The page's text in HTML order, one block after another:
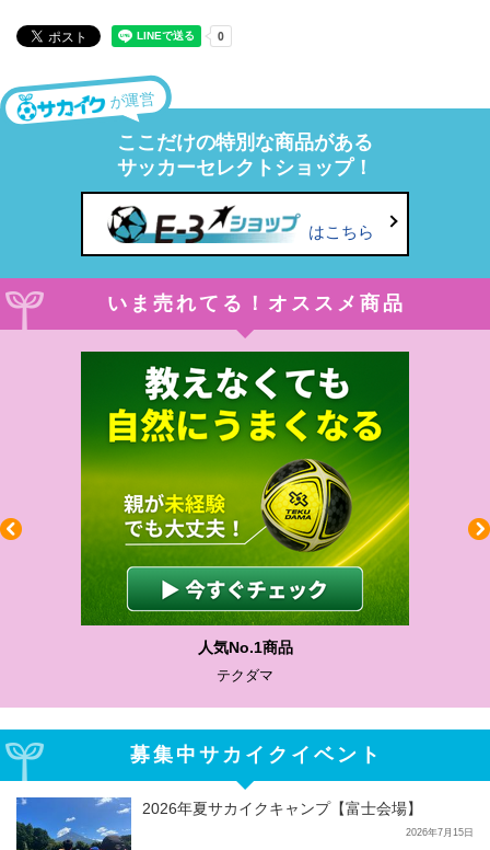
が運営
ここだけの特別な商品がある
サッカーセレクトショップ！
はこちら
いま売れてる！オススメ商品
人気No.1商品
テクダマ
募集中サカイクイベント
2026年夏サカイクキャンプ【富士会場】
2026年7月15日